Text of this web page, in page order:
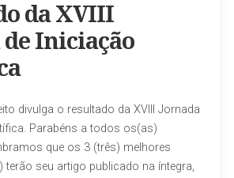
da XVIII
Iniciação
divulga o resultado da XVIII Jornada
Parabéns a todos os(as)
que os 3 (três) melhores
seu artigo publicado na íntegra,